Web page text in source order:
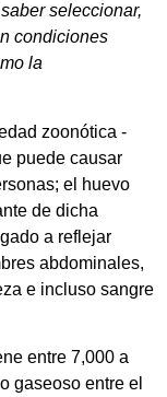
saber seleccionar,
condiciones
la
zoonótica -
puede causar
el huevo
de dicha
a reflejar
abdominales,
e incluso sangre
entre 7,000 a
gaseoso entre el